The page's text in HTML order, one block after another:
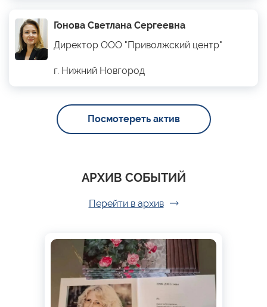
Гонова Светлана Сергеевна
Директор ООО "Приволжский центр"
г. Нижний Новгород
Посмотереть актив
АРХИВ СОБЫТИЙ
Перейти в архив